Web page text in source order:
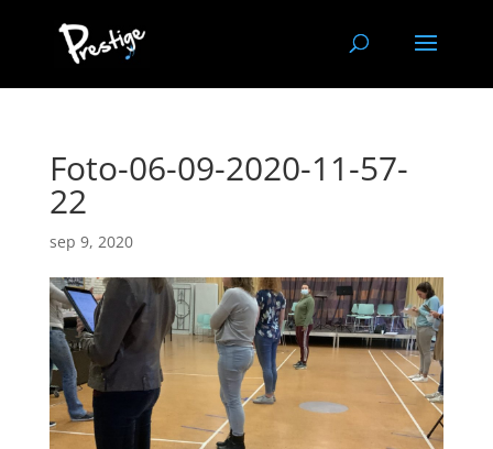
Foto-06-09-2020-11-57-
22
sep 9, 2020